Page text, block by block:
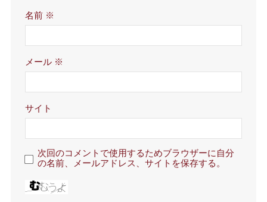
名前 ※
メール ※
サイト
次回のコメントで使用するためブラウザーに自分
の名前、メールアドレス、サイトを保存する。